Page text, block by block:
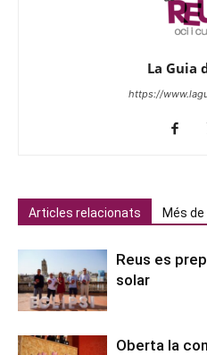
La Guia
https://
Articles relacionats Més
Reus es
solar
Oberta la